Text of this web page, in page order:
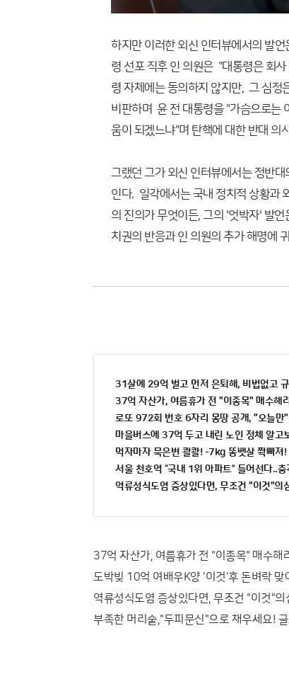
하지만 이러한 외신 인터뷰에서의 발
령 선포 직후 인 의원은 "대통령은 회
령 자체에는 동의하지 않지만, 그 심정
비판하며 윤 전 대통령을 "가슴으로는
움이 되겠느냐"며 탄핵에 대한 반대 의
그랬던 그가 외신 인터뷰에서는 정반
인다. 일각에서는 국내 정치적 상황과
의 진의가 무엇이든, 그의 '엇박자' 발
치권의 반응과 인 의원의 추가 해명에
31살에 29억 벌고 먼저 은퇴해, 비법없고 규
37억 자산가, 여름휴가 전 "이종목" 매수해
로또 972회 번호 6자리 몽땅 공개, "오늘만
마을버스에 37억 두고 내린 노인 정체 알고
먹자마자 묵은변 콸콸! -7kg 똥뱃살 쫙빠져!
서울 천호역 “국내 1위 아파트” 들어선다..충
역류성식도염 증상있다면, 무조건 "이것"의
37억 자산가, 여름휴가 전 "이종목" 매수해
도박빚 10억 여배우K양 '이것'후 돈벼락 맞
역류성식도염 증상있다면, 무조건 "이것"
부족한 머리숱,"두피문신"으로 채우세요!